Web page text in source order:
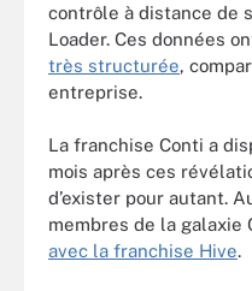
contrôle à distance de
Loader. Ces données
très structurée,
entreprise.
La franchise Conti a
mois après ces
d’exister pour autant.
membres de la galaxie
avec la franchise Hive.